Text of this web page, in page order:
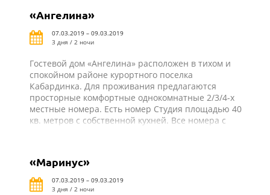
«Ангелина»
07.03.2019 – 09.03.2019
3 дня / 2 ночи
Гостевой дом «Ангелина» расположен в тихом и
спокойном районе курортного поселка
Кабардинка. Для проживания предлагаются
просторные комфортные однокомнатные 2/3/4-х
местные номера. Есть номер Студия площадью 40
кв. метров с собственной кухней. Все номера с
Для удобства в гостевом доме имеется кухня для
самостоятельного приготовления пищи со всем
необходимым оборудованием и закрытый
«Маринус»
07.03.2019 – 09.03.2019
3 дня / 2 ночи